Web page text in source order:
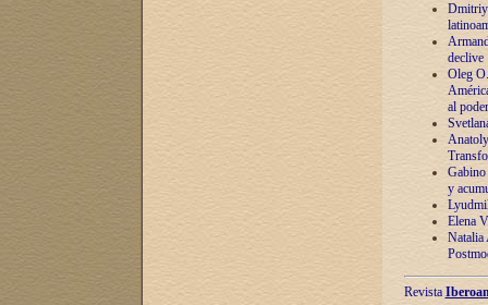
Dmitriy
declive
Oleg
al poder
y
Elena
Natalia
Revista